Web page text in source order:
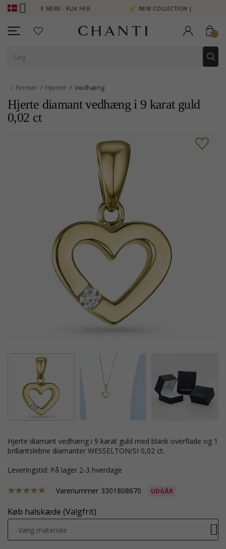
SE MERE - KLIK HER NEW COLLECTION | AURA
Former Hjerter Vedhæng
Hjerte diamant vedhæng i 9 karat guld
0,02 ct
hjerte diamant vedhæng i 9 karat guld med blank overflade og 1
brillantslebne diamanter WESSELTON/SI 0,02 ct.
Leveringstid: På lager 2-3 hverdage
Varenummer 3301808670 UDGÅR
Køb halskæde (Valgfrit)
Vælg materiale